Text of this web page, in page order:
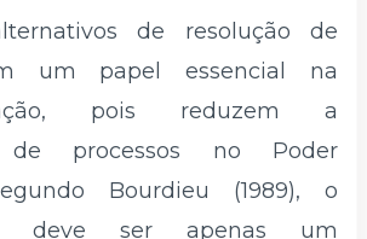
de resolução de
um papel essencial na
pois reduzem a
de processos no Poder
Bourdieu (1989), o
deve ser apenas um